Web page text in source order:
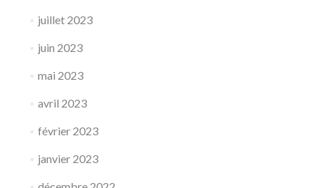
juillet 2023
juin 2023
mai 2023
avril 2023
février 2023
janvier 2023